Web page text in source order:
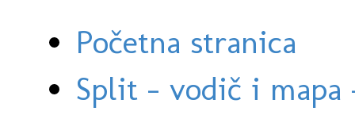
Početna stranica
Split - vodič i